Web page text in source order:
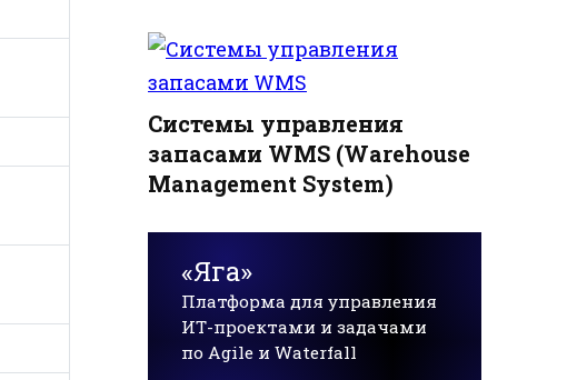
Системы управления
запасами WMS (Warehouse
Management System)
«Яга»
Платформа для управления
ИТ-проектами и задачами
по Agile и Waterfall